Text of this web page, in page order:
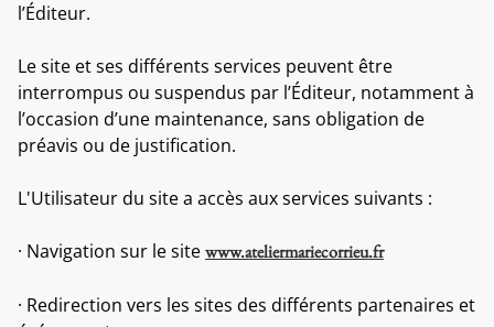
l’Éditeur.
Le site et ses différents services peuvent être
interrompus ou suspendus par l’Éditeur, notamment à
l’occasion d’une maintenance, sans obligation de
préavis ou de justification.
L'Utilisateur du site a accès aux services suivants :
· Navigation sur le sitewww.ateliermariecorrieu.fr
· Redirection vers les sites des différents partenaires et